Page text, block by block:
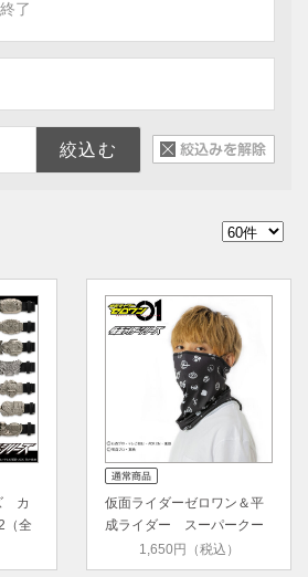
終了
カ
（全
仮面ライダーゼロワン＆平
成ライダー スーパークー
ルタ…1,650円（税込）